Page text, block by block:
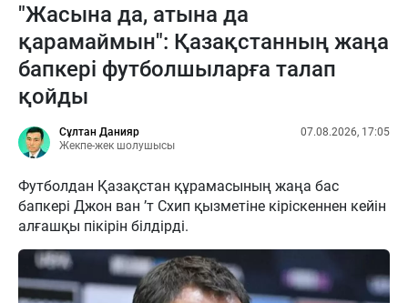
"Жасына да, атына да
қарамаймын": Қазақстанның жаңа
бапкері футболшыларға талап
қойды
Сұлтан Данияр
Жекпе-жек шолушысы
07.08.2026, 17:05
Футболдан Қазақстан құрамасының жаңа бас
бапкері Джон ван ’т Схип қызметіне кіріскеннен кейін
алғашқы пікірін білдірді.